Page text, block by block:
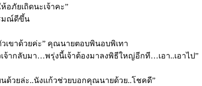
ภัยเถิดนะเจ้าคะ”
มณ์ดีขึ้น
เขาด้วยค่ะ” คุณนายตอบพินอบพิเทา
ากลับมา…พรุ่งนี้เจ้าต้องมาลงพิธีใหญ่อีกที…เอา..เอาไป”
นด้วยล่ะ..นังแก้วช่วยบอกคุณนายด้วย..โชคดี”